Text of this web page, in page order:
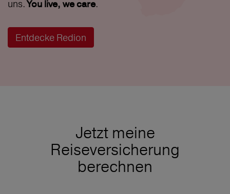
uns.You live, we care.
Entdecke Redion
Jetzt meine
Reiseversicherung
berechnen